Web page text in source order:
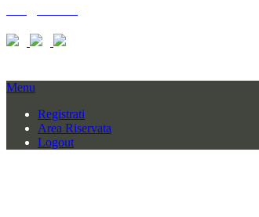
Menu
Registrati
Area Riservata
Logout